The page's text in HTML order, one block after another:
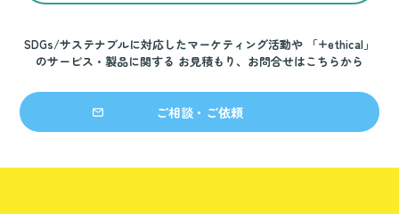
SDGs/サステナブルに対応したマーケティング活動や
「+ethical」
のサービス・製品に関する お見積もり、お問合せはこちらから
ご相談・ご依頼